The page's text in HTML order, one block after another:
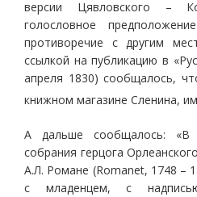
версии Цявловского –
голословное
противоречие с другим
ссылкой на публикацию в
апреля 1830) сообщалось,
книжном магазине Сленина,
А дальше сообщалось: «В
собрания герцога
А.Л. Романе (Romanet, 1748 –
с младенцем, с